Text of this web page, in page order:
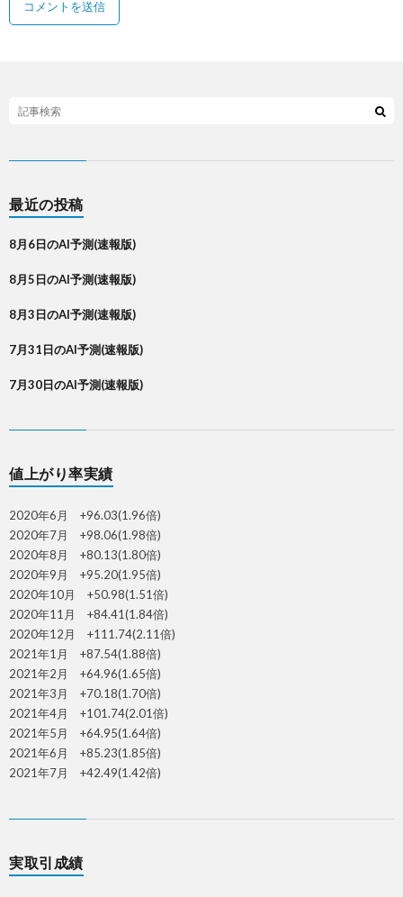
最近の投稿
8月6日のAI予測(速報版)
8月5日のAI予測(速報版)
8月3日のAI予測(速報版)
7月31日のAI予測(速報版)
7月30日のAI予測(速報版)
値上がり率実績
2020年6月 +96.03(1.96倍)
2020年7月 +98.06(1.98倍)
2020年8月 +80.13(1.80倍)
2020年9月 +95.20(1.95倍)
2020年10月 +50.98(1.51倍)
2020年11月 +84.41(1.84倍)
2020年12月 +111.74(2.11倍)
2021年1月 +87.54(1.88倍)
2021年2月 +64.96(1.65倍)
2021年3月 +70.18(1.70倍)
2021年4月 +101.74(2.01倍)
2021年5月 +64.95(1.64倍)
2021年6月 +85.23(1.85倍)
2021年7月 +42.49(1.42倍)
実取引成績